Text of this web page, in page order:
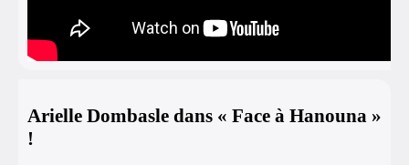
Arielle Dombasle dans « Face à Hanouna »
!